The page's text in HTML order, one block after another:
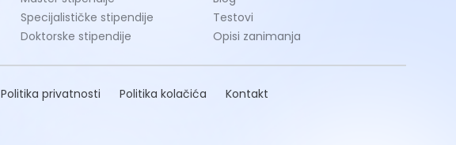
Specijalističke stipendije
Doktorske stipendije
Testovi
Opisi zanimanja
Politika privatnosti Politika kolačića Kontakt